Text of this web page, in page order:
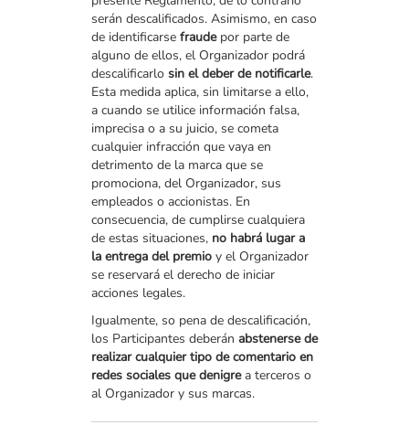
serán descalificados. Asimismo, en caso
de identificarse fraudepor parte de
alguno de ellos, el Organizador podrá
descalificarlo sin el deber de notificarle.
Esta medida aplica, sin limitarse a ello,
a cuando se utilice información falsa,
imprecisa o a su juicio, se cometa
cualquier infracción que vaya en
detrimento de la marca que se
promociona, del Organizador, sus
empleados o accionistas. En
consecuencia, de cumplirse cualquiera
de estas situaciones, no habrá lugar a
la entrega del premio y el Organizador
se reservará el derecho de iniciar
acciones legales.
Igualmente, so pena de descalificación,
los Participantes deberán abstenerse de
realizar cualquier tipo de comentario en
redes sociales que denigrea terceros o
al Organizador y sus marcas.